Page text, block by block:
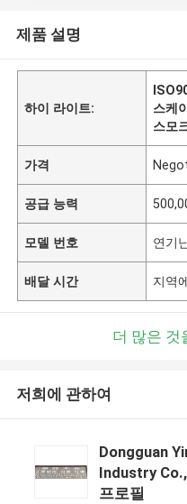
제품 설명
하이 라이트:
스케
스모
가격
공급 능력
모델 번호 연기
배달 시간 지역
더 많은 것
저희에 관하여
Dongguan
Industry
프로필